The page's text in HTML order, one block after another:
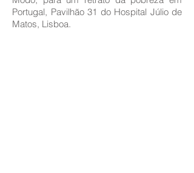
Portugal, Pavilhão 31 do Hospital Júlio de
Matos, Lisboa.